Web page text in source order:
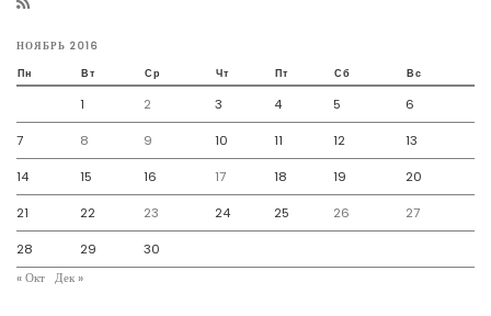
НОЯБРЬ 2016
Пн Вт Ср Чт Пт Сб Вс
1 2 3 4 5 6
7 8 9 10 11 12 13
14 15 16 17 18 19 20
21 22 23 24 25 26 27
28 29
30
« Окт Дек »